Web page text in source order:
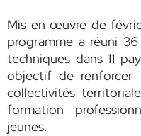
Mis en œuvre de
programme a réuni
techniques dans 11
objectif de renforcer
collectivités
formation
jeunes.